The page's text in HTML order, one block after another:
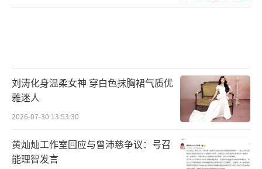
刘涛化身温柔女神 穿白色抹胸裙气质优
雅迷人
2026-07-30 13:53:30
黄灿灿工作室回应与曾沛慈争议：号召
能理智发言